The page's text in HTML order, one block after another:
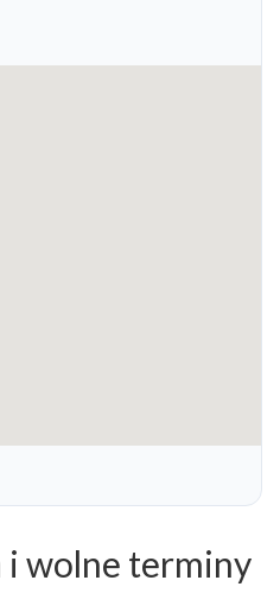
i wolne terminy